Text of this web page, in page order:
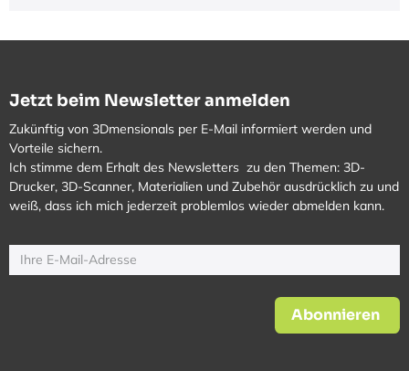
Jetzt beim Newsletter anmelden
Zukünftig von 3Dmensionals per E-Mail informiert werden und
Vorteile sichern.
Ich stimme dem Erhalt des Newsletters zu den Themen: 3D-
Drucker, 3D-Scanner, Materialien und Zubehör ausdrücklich zu und
weiß, dass ich mich jederzeit problemlos wieder abmelden kann.
Abonnieren